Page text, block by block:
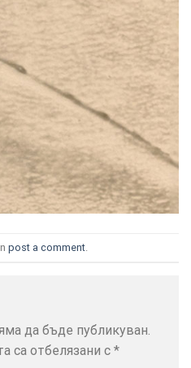
post a comment
да бъде публикуван.
са отбелязани с *